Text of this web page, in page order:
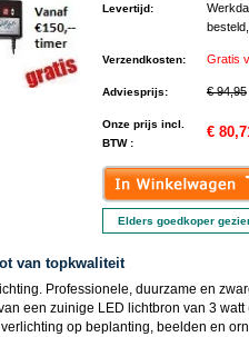
Levertijd:
Verzendkosten: Gratis
Adviesprijs: € 94,95
Onze prijs incl.
BTW :
€
Elders goedkoper
van topkwaliteit
Professionele, duurzame en
een zuinige LED lichtbron van 3 watt
op beplanting, beelden en